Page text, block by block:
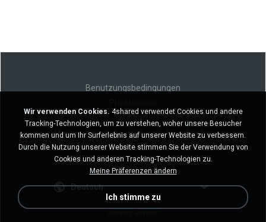
Benutzungsbedingungen
Meine persönlichen Daten nicht verkaufen
Meine persönlichen Daten nicht weitergeben
Deutsch
Wir verwenden Cookies. 4shared verwendet Cookies und andere
Tracking-Technologien, um zu verstehen, woher unsere Besucher
kommen und um Ihr Surferlebnis auf unserer Website zu verbessern.
Durch die Nutzung unserer Website stimmen Sie der Verwendung von
Cookies und anderen Tracking-Technologien zu.
Meine Präferenzen ändern
Ich stimme zu